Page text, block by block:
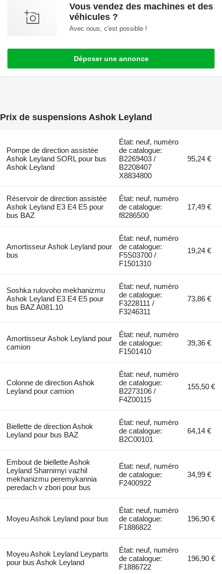
Vous vendez des machines et des
véhicules ?
Avec nous, c'est possible !
Déposer une annonce
Prix de suspensions Ashok Leyland
Pompe de direction assistée
Ashok Leyland SORL pour bus
Ashok Leyland
État: neuf, numéro
de catalogue:
B2269403 /
B2208407
X8834800
95,24 €
Réservoir de direction assistée
Ashok Leyland E3 E4 E5 pour
bus BAZ
État: neuf, numéro
de catalogue:
f8286500
17,49 €
Amortisseur Ashok Leyland pour
bus
État: neuf, numéro
de catalogue:
F5S03700 /
F1501310
19,24 €
Soshka rulovoho mekhanizmu
Ashok Leyland E3 E4 E5 pour
bus BAZ A081.10
État: neuf, numéro
de catalogue:
F3228111 /
F3246311
73,86 €
Amortisseur Ashok Leyland pour
camion
État: neuf, numéro
de catalogue:
F1501410
39,36 €
Colonne de direction Ashok
Leyland pour camion
État: neuf, numéro
de catalogue:
B2273106 /
F4Z00115
155,50 €
Biellette de direction Ashok
Leyland pour bus BAZ
État: neuf, numéro
de catalogue:
B2C00101
64,14 €
Embout de biellette Ashok
Leyland Sharnirnyi vazhil
mekhanizmu peremykannia
peredach v zbori pour bus
État: neuf, numéro
de catalogue:
F2400922
34,99 €
Moyeu Ashok Leyland pour bus
État: neuf, numéro
de catalogue:
F1886822
196,90 €
Moyeu Ashok Leyland Leyparts
pour bus Ashok Leyland
État: neuf, numéro
de catalogue:
F1886722
196,90 €